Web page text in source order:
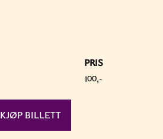
PRIS
100,-
KJØP BILLETT